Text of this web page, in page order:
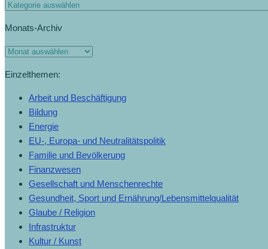
Monats-Archiv
Einzelthemen:
Arbeit und Beschäftigung
Bildung
Energie
EU-, Europa- und Neutralitätspolitik
Familie und Bevölkerung
Finanzwesen
Gesellschaft und Menschenrechte
Gesundheit, Sport und Ernährung/Lebensmittelqualität
Glaube / Religion
Infrastruktur
Kultur / Kunst